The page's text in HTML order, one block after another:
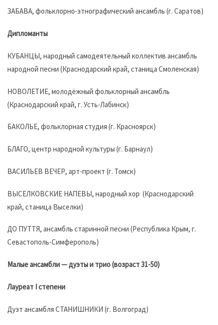
ЗАБАВА, фольклорно-этнографический ансамбль (г. Саратов)
Дипломанты
КУБАНЦЫ, народный самодеятельный коллектив ансамбль
народной песни (Краснодарский край, станица Смоленская)
НОВОЛЕТИЕ, молодёжный фольклорный ансамбль
(Краснодарский край, г. Усть-Лабинск)
БАКОЛЬЕ, фольклорная студия (г. Красноярск)
БЛАГО, центр народной культуры (г. Барнаул)
ВАСИЛЬЕВ ВЕЧЕР, арт-проект (г. Томск)
ВЫСЕЛКОВСКИЕ НАПЕВЫ, народный хор (Краснодарский
край, станица Выселки)
ДО ПУТТЯ, ансамбль старинной песни (Республика Крым, г.
Севастополь-Симферополь)
Малые ансамбли — дуэты и трио (возраст 31-50)
Лауреат I степени
Дуэт ансамбля СТАНИШНИКИ (г. Волгоград)